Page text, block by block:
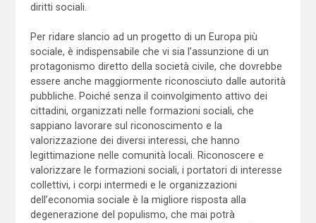
diritti sociali.
Per ridare slancio ad un progetto di un Europa più
sociale, è indispensabile che vi sia l’assunzione di un
protagonismo diretto della società civile, che dovrebbe
essere anche maggiormente riconosciuto dalle autorità
pubbliche. Poiché senza il coinvolgimento attivo dei
cittadini, organizzati nelle formazioni sociali, che
sappiano lavorare sul riconoscimento e la
valorizzazione dei diversi interessi, che hanno
legittimazione nelle comunità locali. Riconoscere e
valorizzare le formazioni sociali, i portatori di interesse
collettivi, i corpi intermedi e le organizzazioni
dell’economia sociale è la migliore risposta alla
degenerazione del populismo, che mai potrà